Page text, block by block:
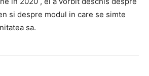
si despre modul in care se simte
sa.